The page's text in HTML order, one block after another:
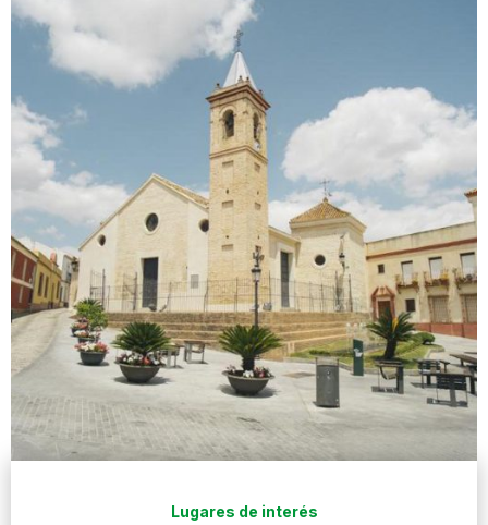
Lugares de interés